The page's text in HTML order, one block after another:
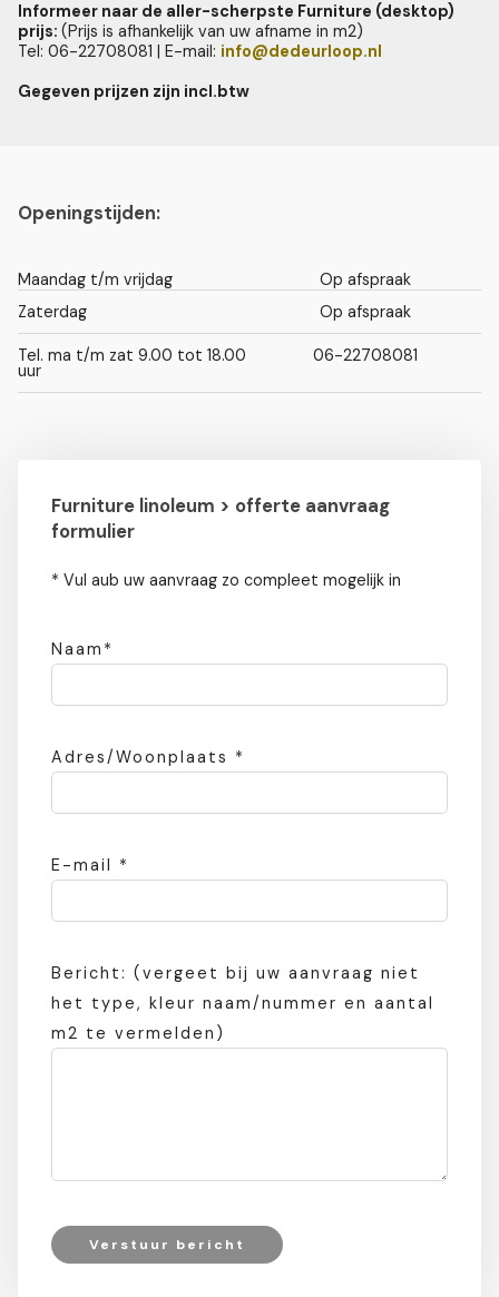
Informeer naar de aller-scherpste Furniture (desktop)
prijs: (Prijs is afhankelijk van uw afname in m2)
Tel: 06-22708081 | E-mail: info@dedeurloop.nl
Gegeven prijzen zijn incl.btw
Openingstijden:
Maandag t/m vrijdag
Op afspraak
Zaterdag
Op afspraak
Tel. ma t/m zat 9.00 tot 18.00
uur
06-22708081
Furniture linoleum > offerte aanvraag
formulier
* Vul aub uw aanvraag zo compleet mogelijk in
Naam*
Adres/Woonplaats *
E-mail *
Bericht: (vergeet bij uw aanvraag niet
het type, kleur naam/nummer en aantal
m2 te vermelden)
Verstuur bericht